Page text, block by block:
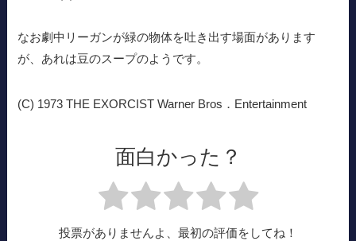
なお劇中リーガンが緑の物体を吐き出す場面があります
が、あれは豆のスープのようです。
(C) 1973 THE EXORCIST Warner Bros．Entertainment
面白かった？
投票がありませんよ、最初の評価をしてね！